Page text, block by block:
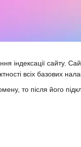
індексації сайту.
всіх базових
то після його